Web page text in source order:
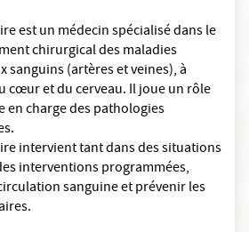
est un médecin spécialisé dans le
chirurgical des maladies
sanguins (artères et veines), à
cœur et du cerveau. Il joue un rôle
en charge des pathologies
intervient tant dans des situations
interventions programmées,
sanguine et prévenir les